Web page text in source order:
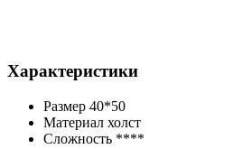
Характеристики
Размер 40*50
Материал холст
Сложность ****